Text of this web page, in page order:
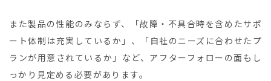
また製品の性能のみならず、「故障・不具合時を含めたサポ
ート体制は充実しているか」、「自社のニーズに合わせたプ
ランが用意されているか」など、アフターフォローの面もし
っかり見定める必要があります。